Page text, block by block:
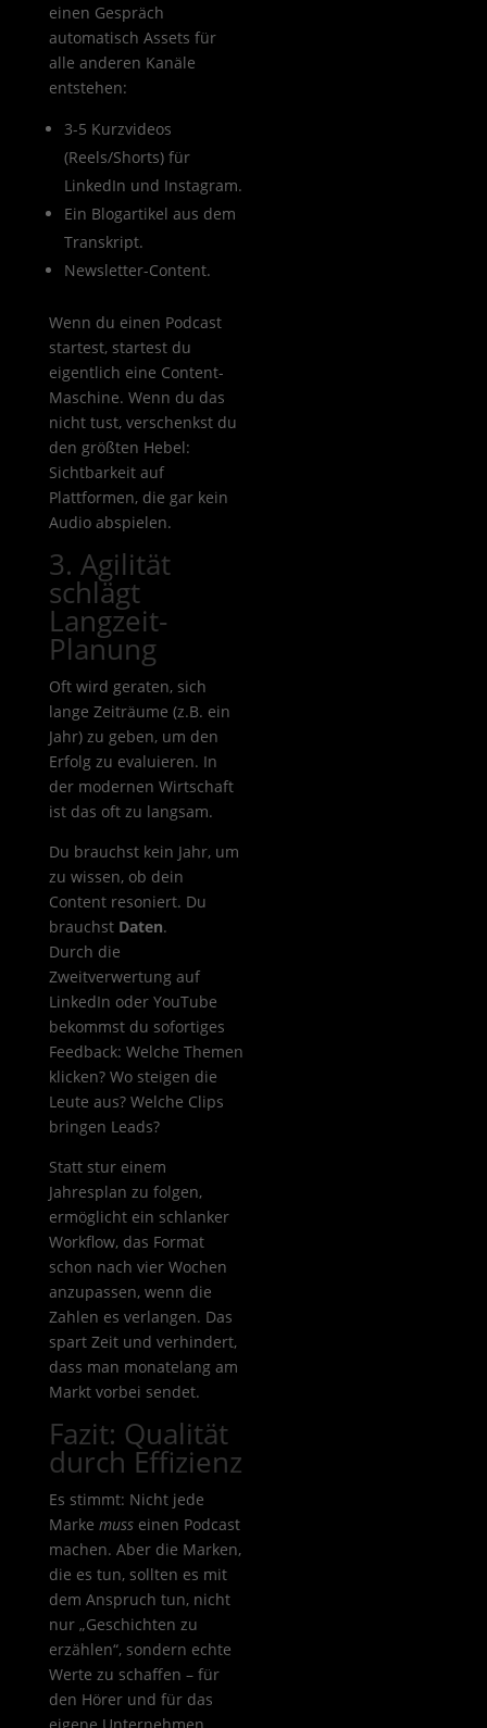
einen Gespräch
automatisch Assets für
alle anderen Kanäle
entstehen:
3-5 Kurzvideos
(Reels/Shorts) für
LinkedIn und Instagram.
Ein Blogartikel aus dem
Transkript.
Newsletter-Content.
Wenn du einen Podcast
startest, startest du
eigentlich eine Content-
Maschine. Wenn du das
nicht tust, verschenkst du
den größten Hebel:
Sichtbarkeit auf
Plattformen, die gar kein
Audio abspielen.
3. Agilität
schlägt
Langzeit-
Planung
Oft wird geraten, sich
lange Zeiträume (z.B. ein
Jahr) zu geben, um den
Erfolg zu evaluieren. In
der modernen Wirtschaft
ist das oft zu langsam.
Du brauchst kein Jahr, um
zu wissen, ob dein
Content resoniert. Du
brauchst Daten.
Durch die
Zweitverwertung auf
LinkedIn oder YouTube
bekommst du sofortiges
Feedback: Welche Themen
klicken? Wo steigen die
Leute aus? Welche Clips
bringen Leads?
Statt stur einem
Jahresplan zu folgen,
ermöglicht ein schlanker
Workflow, das Format
schon nach vier Wochen
anzupassen, wenn die
Zahlen es verlangen. Das
spart Zeit und verhindert,
dass man monatelang am
Markt vorbei sendet.
Fazit: Qualität
durch Effizienz
Es stimmt: Nicht jede
Marke musseinen Podcast
machen. Aber die Marken,
die es tun, sollten es mit
dem Anspruch tun, nicht
nur „Geschichten zu
erzählen“, sondern echte
Werte zu schaffen – für
den Hörer und für das